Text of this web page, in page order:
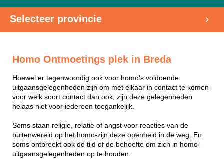
Selecteer provincie
Homo Ontmoetings plek in Breda
Hoewel er tegenwoordig ook voor homo's voldoende
uitgaansgelegenheden zijn om met elkaar in contact te komen
voor welk soort contact dan ook, zijn deze gelegenheden
helaas niet voor iedereen toegankelijk.
Soms staan religie, relatie of angst voor reacties van de
buitenwereld op het homo-zijn deze openheid in de weg. En
soms ontbreekt ook de tijd of de behoefte om zich in homo-
uitgaansgelegenheden op te houden.